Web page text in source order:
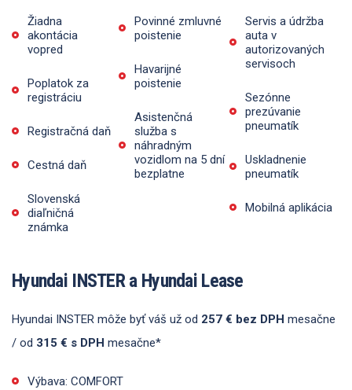
Žiadna
akontácia
vopred
Poplatok za
registráciu
Registračná daň
Cestná daň
Slovenská
diaľničná
známka
Povinné zmluvné
poistenie
Havarijné
poistenie
Asistenčná
služba s
náhradným
vozidlom na 5 dní
bezplatne
Servis a údržba
auta v
autorizovaných
servisoch
Sezónne
prezúvanie
pneumatík
Uskladnenie
pneumatík
Mobilná aplikácia
Hyundai INSTER a Hyundai Lease
Hyundai INSTER môže byť váš už od 257 € bez DPH mesačne
/ od 315 € s DPH mesačne*
Výbava: COMFORT